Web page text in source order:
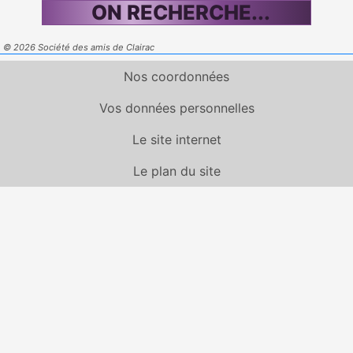
ON RECHERCHE...
© 2026 Société des amis de Clairac
Nos coordonnées
Vos données personnelles
Le site internet
Le plan du site